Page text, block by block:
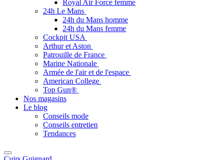
Royal Air Force femme
24h Le Mans
24h du Mans homme
24h du Mans femme
Cockpit USA
Arthur et Aston
Patrouille de France
Marine Nationale
Armée de l'air et de l'espace
American College
Top Gun®
Nos magasins
Le blog
Conseils mode
Conseils entretien
Tendances